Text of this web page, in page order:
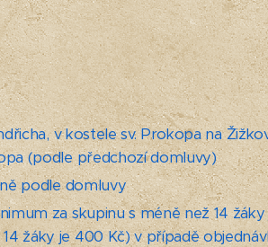
v kostele sv. Prokopa na
(podle předchozí domluvy)
podle domluvy
za skupinu s méně než 14
žáky je 400 Kč) v případě